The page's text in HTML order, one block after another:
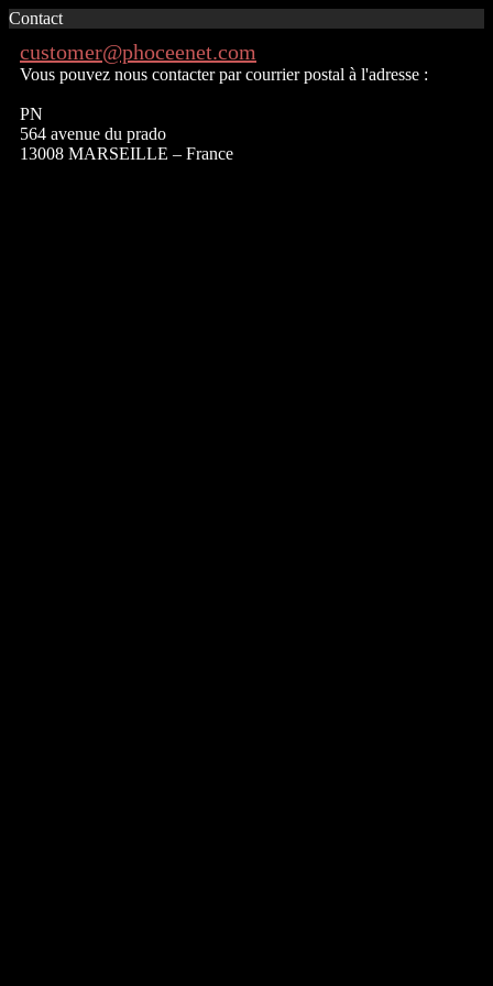
Contact
customer@phoceenet.com
Vous pouvez nous contacter par courrier postal à l'adresse :
PN
564 avenue du prado
13008 MARSEILLE – France